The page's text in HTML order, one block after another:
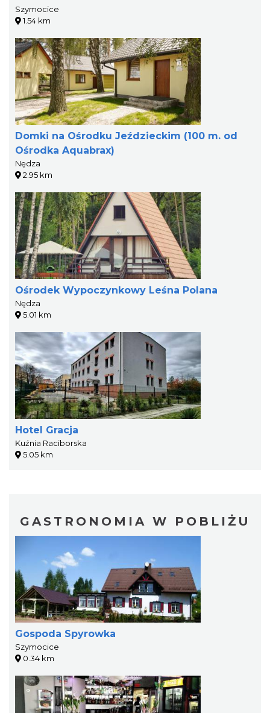
Szymocice
1.54 km
Domki na Ośrodku Jeździeckim (100 m. od
Ośrodka Aquabrax)
Nędza
2.95 km
Ośrodek Wypoczynkowy Leśna Polana
Nędza
5.01 km
Hotel Gracja
Kuźnia Raciborska
5.05 km
GASTRONOMIA W POBLIŻU
Gospoda Spyrowka
Szymocice
0.34 km